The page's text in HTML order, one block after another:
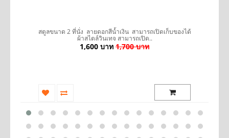
สตูลขนาด 2 ที่นั่ง ลายดอกสีน้ำเงิน สามารถเปิดเก็บของได้
ผ้าสไตล์วินเทจ สามารถเปิด..
1,600 บาท 1,700 บาท